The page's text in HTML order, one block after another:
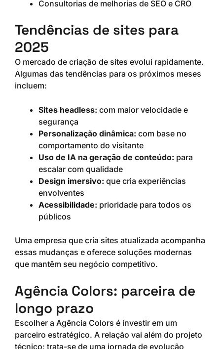
Consultorias de melhorias de SEO e CRO
Tendências de sites para
2025
O mercado de criação de sites evolui rapidamente.
Algumas das tendências para os próximos meses
incluem:
Sites headless: com maior velocidade e
segurança
Personalização dinâmica: com base no
comportamento do visitante
Uso de IA na geração de conteúdo: para
escalar com qualidade
Design imersivo: que cria experiências
envolventes
Acessibilidade: prioridade para todos os
públicos
Uma empresa que cria sites atualizada acompanha
essas mudanças e oferece soluções modernas
que mantêm seu negócio competitivo.
Agência Colors: parceira de
longo prazo
Escolher a Agência Colors é investir em um
parceiro estratégico. A relação vai além do projeto
técnico: trata-se de uma jornada de evolução